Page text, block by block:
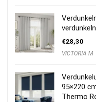
€28,30
VICTORIA M
95×220
Thermo